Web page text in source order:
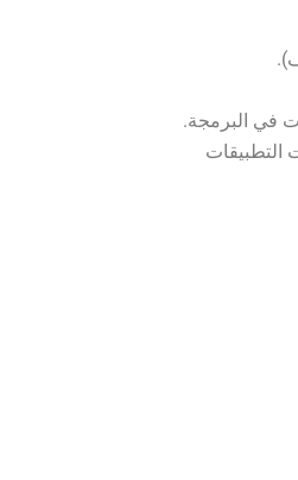
في البرمجة.
التطبيقات